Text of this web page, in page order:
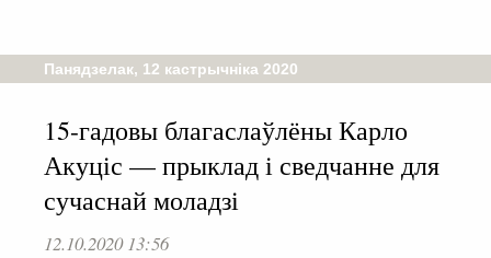
Панядзелак, 12 кастрычніка 2020
15-гадовы благаслаўлёны Карло
Акуціс — прыклад і сведчанне для
сучаснай моладзі
12.10.2020 13:56